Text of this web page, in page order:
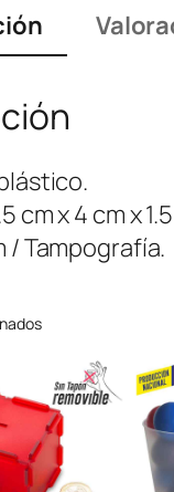
cm x 4 cm x
/ Tampografía.